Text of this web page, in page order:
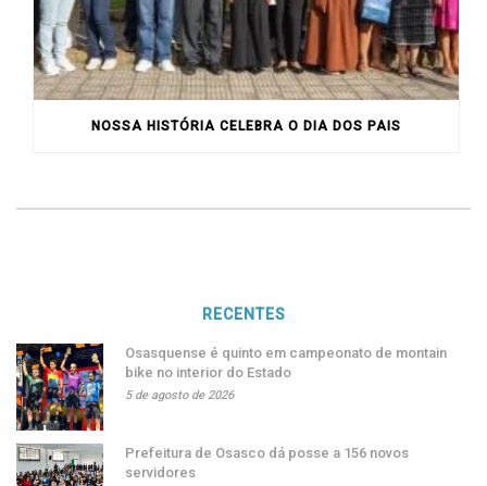
NOSSA HISTÓRIA CELEBRA O DIA DOS PAIS
RECENTES
Osasquense é quinto em campeonato de montain
bike no interior do Estado
5 de agosto de 2026
Prefeitura de Osasco dá posse a 156 novos
servidores